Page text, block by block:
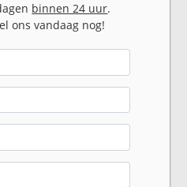
binnen 24 uur.
ons vandaag nog!